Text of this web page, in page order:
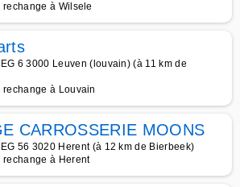
rechange à Wilsele
6 3000 Leuven (louvain) (à 11 km de
rechange à Louvain
CARROSSERIE MOONS
56 3020 Herent (à 12 km de Bierbeek)
rechange à Herent